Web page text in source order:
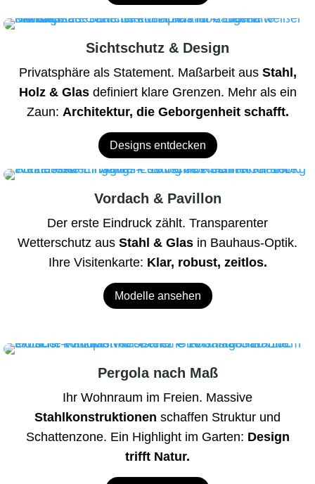
Sichtschutz & Design
Privatsphäre als Statement. Maßarbeit aus Stahl,
Holz & Glasdefiniert klare Grenzen. Mehr als ein
Zaun: Architektur, die Geborgenheit schafft.
Designs entdecken
Vordach & Pavillon
Der erste Eindruck zählt. Transparenter
Wetterschutz aus Stahl & Glas in Bauhaus-Optik.
Ihre Visitenkarte: Klar, robust, zeitlos.
Modelle ansehen
Pergola nach Maß
Ihr Wohnraum im Freien. Massive
Stahlkonstruktionen schaffen Struktur und
Schattenzone. Ein Highlight im Garten: Design
trifft Natur.